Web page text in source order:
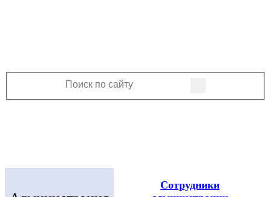
Сотрудники